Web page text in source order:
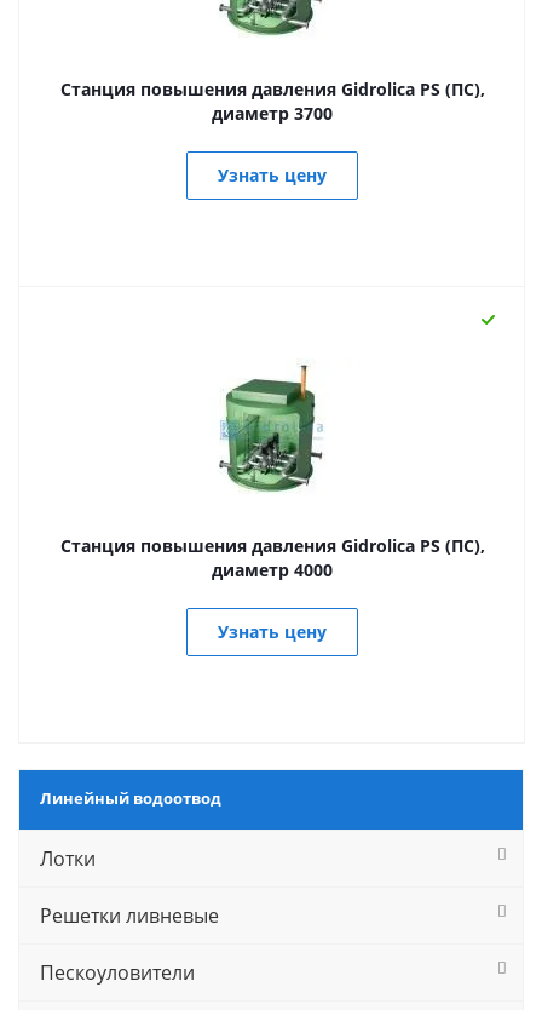
Станция повышения давления Gidrolica PS (ПС),
диаметр 3700
Узнать цену
Станция повышения давления Gidrolica PS (ПС),
диаметр 4000
Узнать цену
Линейный водоотвод
Лотки
Решетки ливневые
Пескоуловители